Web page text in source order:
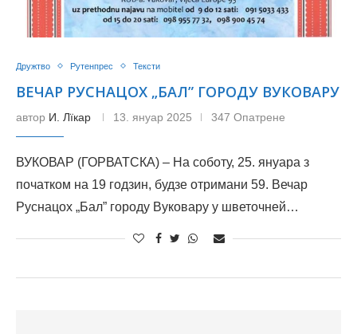
Дружтво Рутенпрес Тексти
ВЕЧАР РУСНАЦОХ „БАЛ” ГОРОДУ ВУКОВАРУ
автор И. Лїкар 13. януар 2025 347 Опатрене
ВУКОВАР (ГОРВАТСКА) – На соботу, 25. януара з
початком на 19 годзин, будзе отримани 59. Вечар
Руснацох „Бал” городу Вуковару у шветочней…